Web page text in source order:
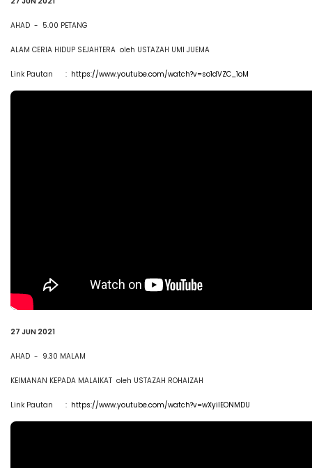
AHAD - 5.00 PETANG
ALAM CERIA HIDUP SEJAHTERA oleh USTAZAH UMI JUEMA
Link Pautan : https://www.youtube.com/watch?v=so1dVZC_1oM
27 JUN 2021
AHAD - 9.30 MALAM
KEIMANAN KEPADA MALAIKAT oleh USTAZAH ROHAIZAH
Link Pautan : https://www.youtube.com/watch?v=wXyiIEONMDU